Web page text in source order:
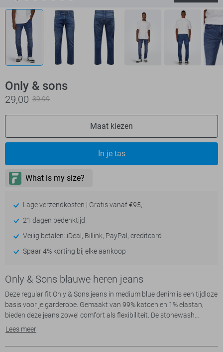
Only & sons
29,00 39,99
Maat kiezen
In je tas
Lage verzendkosten | Gratis vanaf €95,-
21 dagen bedenktijd
Veilig betalen: iDeal, Billink, PayPal, creditcard
Spaar 4% korting bij elke aankoop
Only & Sons blauwe heren jeans
Deze regular fit Only & Sons jeans in medium blue denim is een tijdloze
basis voor je garderobe. Gemaakt van 99% katoen en 1% elastan,
bieden deze jeans zowel comfort als flexibiliteit. De stonewash
afwerking geeft een casual uitstraling, terwijl de klassieke 5-pocket-
knoop/ritssluiting is dit een veelzijdig stuk dat gemakkelijk te dragen
Lees meer